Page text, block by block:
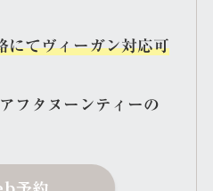
てヴィーガン対応可
フタヌーンティーの